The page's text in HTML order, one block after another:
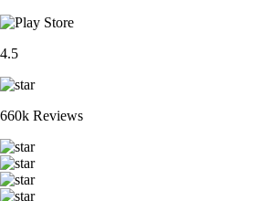
4.5
660k Reviews